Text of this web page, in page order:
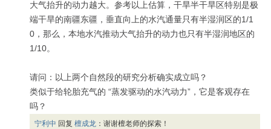
大气抬升的动力越大。参考以上估算，干旱半干旱区特别是极
端干旱的南疆东疆，垂直向上的水汽通量只有半湿润区的1/1
0，那么，本地水汽推动大气抬升的动力也只有半湿润地区的
1/10。
请问：以上两个自然段的研究分析确实成立吗？
类似于给轮胎充气的 “蒸发驱动的水汽动力”，它是客观存在
吗？
宁利中 回复檀成龙 ：谢谢檀老师的探索！